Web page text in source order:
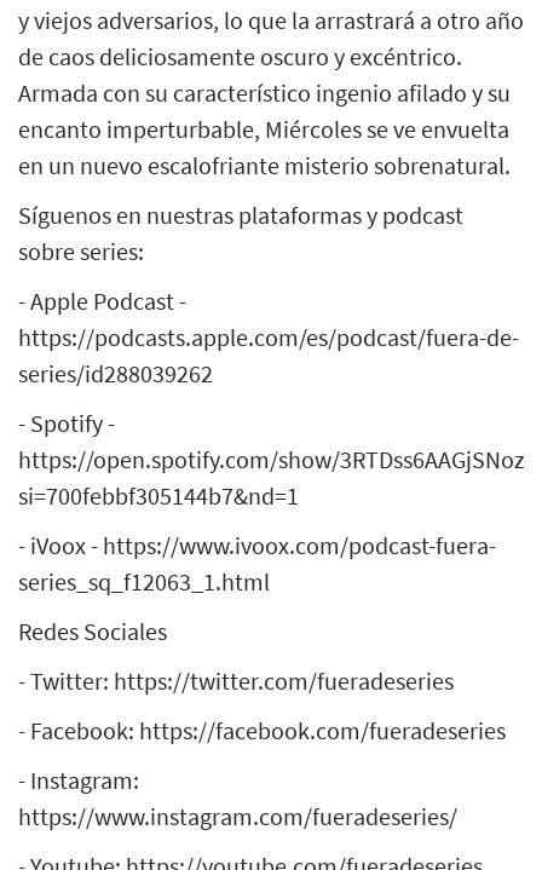
y viejos adversarios, lo que la arrastrará a otro año
de caos deliciosamente oscuro y excéntrico.
Armada con su característico ingenio afilado y su
encanto imperturbable, Miércoles se ve envuelta
en un nuevo escalofriante misterio sobrenatural.
Síguenos en nuestras plataformas y podcast
sobre series:
- Apple Podcast -
https://podcasts.apple.com/es/podcast/fuera-de-
series/id288039262
- Spotify -
https://open.spotify.com/show/
si=700febbf305144b7&nd=1
- iVoox - https://www.ivoox.com/podcast-fuera-
series_sq_f12063_1.html
Redes Sociales
- Twitter: https://twitter.com/fueradeseries
- Facebook: https://facebook.com/fueradeseries
- Instagram:
https://www.instagram.com/fueradeseries/